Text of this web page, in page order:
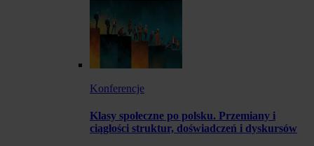
Konferencje
Klasy społeczne po polsku. Przemiany i
ciągłości struktur, doświadczeń i dyskursów